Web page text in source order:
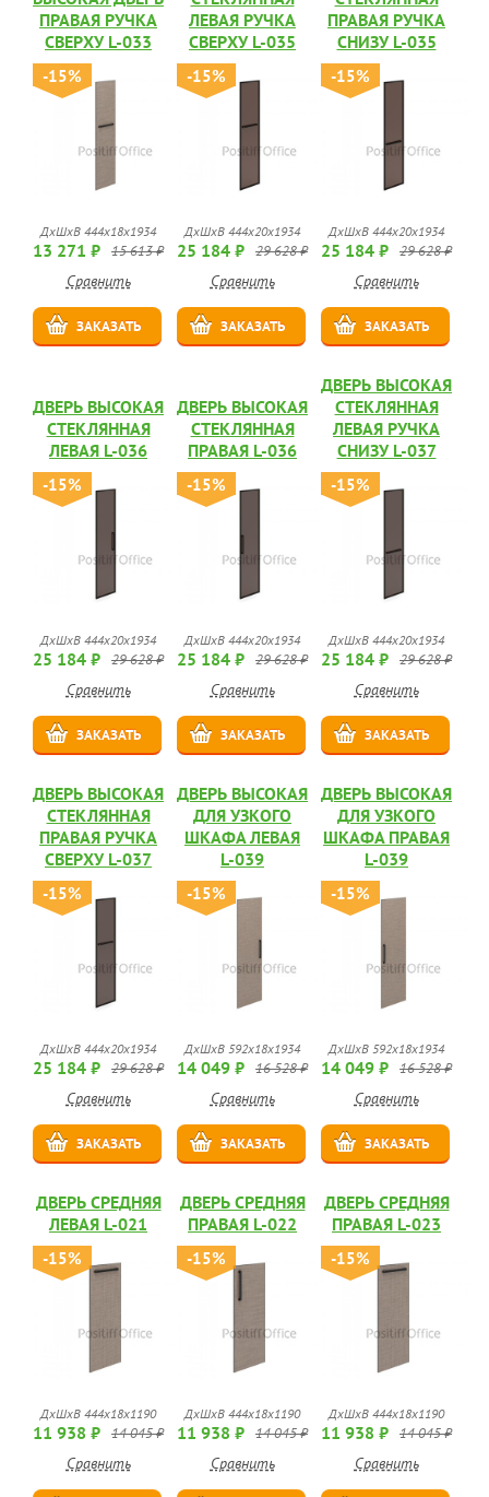
ПРАВАЯ РУЧКА
СВЕРХУ L-033
-15%
ДхШхВ 444х18х1934
13 271 ₽ 15 613 ₽
Сравнить
ЗАКАЗАТЬ
ЛЕВАЯ РУЧКА
СВЕРХУ L-035
-15%
ДхШхВ 444х20х1934
25 184 ₽ 29 628 ₽
Сравнить
ЗАКАЗАТЬ
ПРАВАЯ РУЧКА
СНИЗУ L-035
-15%
ДхШхВ 444х20х1934
25 184 ₽ 29 628 ₽
Сравнить
ЗАКАЗАТЬ
ДВЕРЬ ВЫСОКАЯ
СТЕКЛЯННАЯ
ЛЕВАЯ L-036
-15%
ДхШхВ 444х20х1934
25 184 ₽ 29 628 ₽
Сравнить
ЗАКАЗАТЬ
ДВЕРЬ ВЫСОКАЯ
СТЕКЛЯННАЯ
ПРАВАЯ L-036
-15%
ДхШхВ 444х20х1934
25 184 ₽ 29 628 ₽
Сравнить
ЗАКАЗАТЬ
ДВЕРЬ ВЫСОКАЯ
СТЕКЛЯННАЯ
ЛЕВАЯ РУЧКА
СНИЗУ L-037
-15%
ДхШхВ 444х20х1934
25 184 ₽ 29 628 ₽
Сравнить
ЗАКАЗАТЬ
ДВЕРЬ ВЫСОКАЯ
СТЕКЛЯННАЯ
ПРАВАЯ РУЧКА
СВЕРХУ L-037
-15%
ДхШхВ 444х20х1934
25 184 ₽ 29 628 ₽
Сравнить
ЗАКАЗАТЬ
ДВЕРЬ ВЫСОКАЯ
ДЛЯ УЗКОГО
ШКАФА ЛЕВАЯ
L-039
-15%
ДхШхВ 592х18х1934
14 049 ₽ 16 528 ₽
Сравнить
ЗАКАЗАТЬ
ДВЕРЬ ВЫСОКАЯ
ДЛЯ УЗКОГО
ШКАФА ПРАВАЯ
L-039
-15%
ДхШхВ 592х18х1934
14 049 ₽ 16 528 ₽
Сравнить
ЗАКАЗАТЬ
ДВЕРЬ СРЕДНЯЯ
ЛЕВАЯ L-021
-15%
ДхШхВ 444х18х1190
11 938 ₽ 14 045 ₽
Сравнить
ДВЕРЬ СРЕДНЯЯ
ПРАВАЯ L-022
-15%
ДхШхВ 444х18х1190
11 938 ₽ 14 045 ₽
Сравнить
ДВЕРЬ СРЕДНЯЯ
ПРАВАЯ L-023
-15%
ДхШхВ 444х18х1190
11 938 ₽ 14 045 ₽
Сравнить